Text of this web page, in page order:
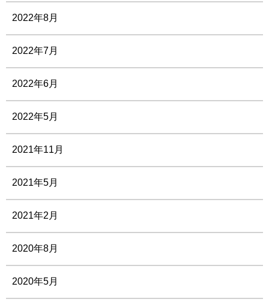
2022年8月
2022年7月
2022年6月
2022年5月
2021年11月
2021年5月
2021年2月
2020年8月
2020年5月